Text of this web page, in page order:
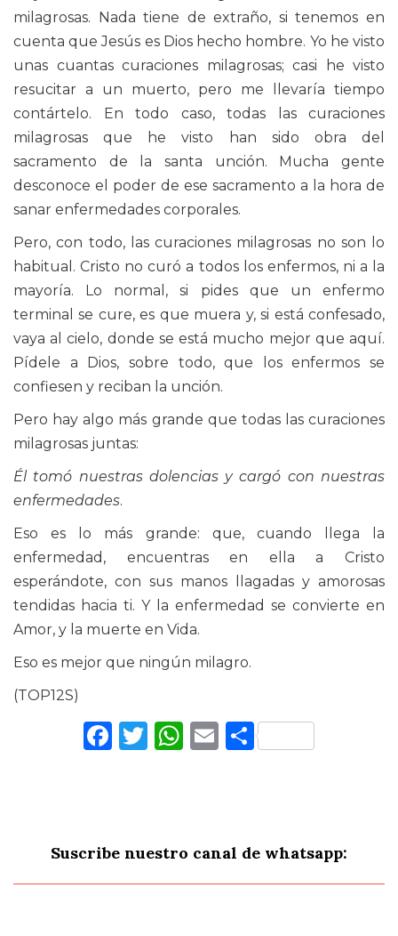
milagrosas. Nada tiene de extraño, si tenemos en
cuenta que Jesús es Dios hecho hombre. Yo he visto
unas cuantas curaciones milagrosas; casi he visto
resucitar a un muerto, pero me llevaría tiempo
contártelo. En todo caso, todas las curaciones
milagrosas que he visto han sido obra del
sacramento de la santa unción. Mucha gente
desconoce el poder de ese sacramento a la hora de
sanar enfermedades corporales.
Pero, con todo, las curaciones milagrosas no son lo
habitual. Cristo no curó a todos los enfermos, ni a la
mayoría. Lo normal, si pides que un enfermo
terminal se cure, es que muera y, si está confesado,
vaya al cielo, donde se está mucho mejor que aquí.
Pídele a Dios, sobre todo, que los enfermos se
confiesen y reciban la unción.
Pero hay algo más grande que todas las curaciones
milagrosas juntas:
Él tomó nuestras dolencias y cargó con nuestras
enfermedades.
Eso es lo más grande: que, cuando llega la
enfermedad, encuentras en ella a Cristo
esperándote, con sus manos llagadas y amorosas
tendidas hacia ti. Y la enfermedad se convierte en
Amor, y la muerte en Vida.
Eso es mejor que ningún milagro.
(TOP12S)
Facebook
Twitter
WhatsApp
Email
Suscribe nuestro canal de whatsapp: